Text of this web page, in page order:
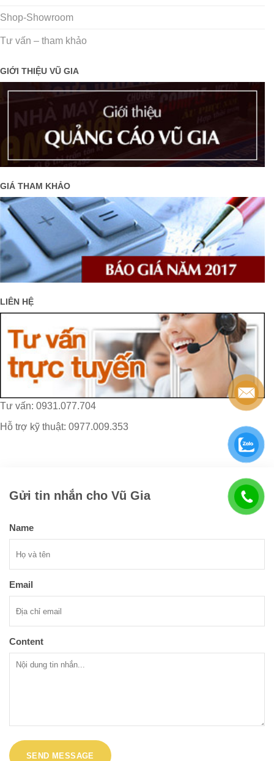
Shop-Showroom
Tư vấn – tham khảo
GIỚI THIỆU VŨ GIA
GIÁ THAM KHẢO
LIÊN HỆ
Tư vấn: 0931.077.704
Hỗ trợ kỹ thuật: 0977.009.353
Gửi tin nhắn cho Vũ Gia
Name
Email
Content